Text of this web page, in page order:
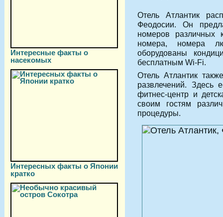
Интересные факты о
насекомых
Интересных факты о Японии
кратко
Отель Атлантик
Феодосии. Он
номеров различных
номера, номера
оборудованы
бесплатным Wi-Fi.
Отель Атлантик
развлечений. Здесь
фитнес-центр и
своим гостям
процедуры.